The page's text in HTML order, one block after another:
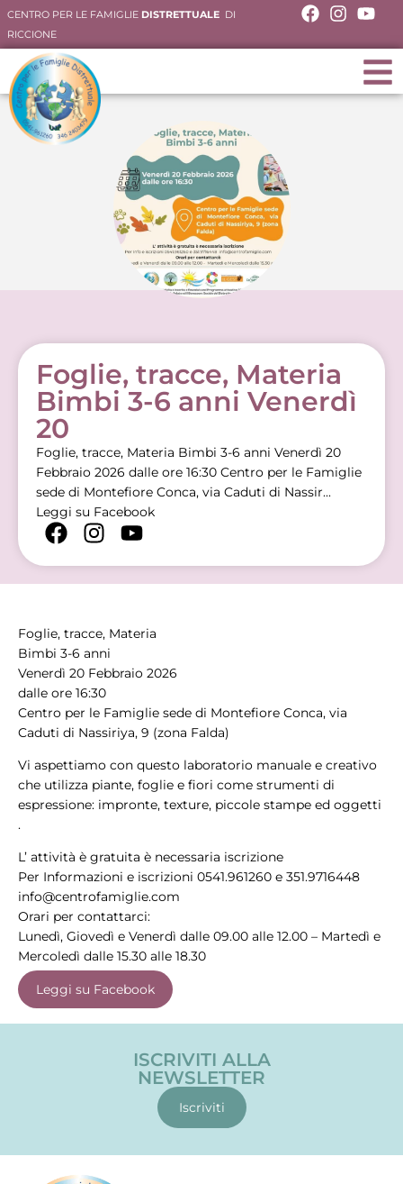
CENTRO PER LE FAMIGLIE DISTRETTUALE DI
RICCIONE
Foglie, tracce, Materia
Bimbi 3-6 anni Venerdì
20
Foglie, tracce, Materia Bimbi 3-6 anni Venerdì 20
Febbraio 2026 dalle ore 16:30 Centro per le Famiglie
sede di Montefiore Conca, via Caduti di Nassir...
Leggi su Facebook
Foglie, tracce, Materia
Bimbi 3-6 anni
Venerdì 20 Febbraio 2026
dalle ore 16:30
Centro per le Famiglie sede di Montefiore Conca, via
Caduti di Nassiriya, 9 (zona Falda)
Vi aspettiamo con questo laboratorio manuale e creativo
che utilizza piante, foglie e fiori come strumenti di
espressione: impronte, texture, piccole stampe ed oggetti
.
L’ attività è gratuita è necessaria iscrizione
Per Informazioni e iscrizioni 0541.961260 e 351.9716448
info@centrofamiglie.com
Orari per contattarci:
Lunedì, Giovedì e Venerdì dalle 09.00 alle 12.00 – Martedì e
Mercoledì dalle 15.30 alle 18.30
Leggi su Facebook
ISCRIVITI ALLA
NEWSLETTER
Iscriviti